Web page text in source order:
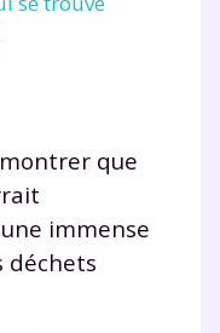
que
immense
déchets